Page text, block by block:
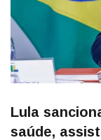
Lula
saúde,